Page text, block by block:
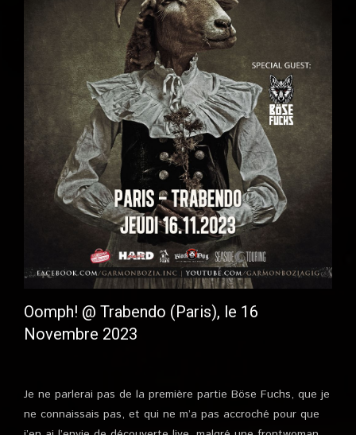
Oomph! @ Trabendo (Paris), le 16
Novembre 2023
Je ne parlerai pas de la première partie Böse Fuchs, que je
ne connaissais pas, et qui ne m’a pas accroché pour que